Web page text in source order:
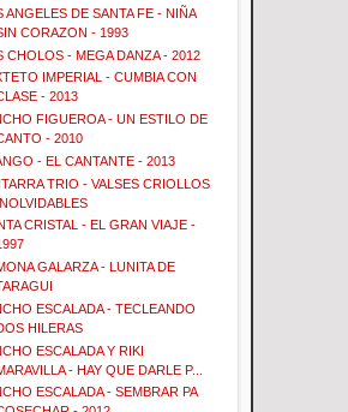
ANGELES DE SANTA FE - NIÑA
CORAZON - 1993
CHOLOS - MEGA DANZA - 2012
IMPERIAL - CUMBIA CON
- 2013
FIGUEROA - UN ESTILO DE
- 2010
- EL CANTANTE - 2013
TRIO - VALSES CRIOLLOS
CRISTAL - EL GRAN VIAJE -
GALARZA - LUNITA DE
ESCALADA - TECLEANDO
HILERAS
ESCALADA Y RIKI
- HAY QUE DARLE P...
ESCALADA - SEMBRAR PA